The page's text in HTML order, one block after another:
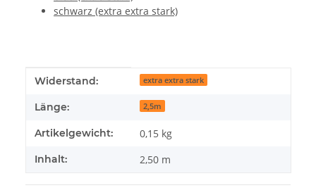
schwarz (extra extra stark)
Produkteigenschaft
Wert
Widerstand: extra extra stark
Länge: 2,5m
Artikelgewicht: 0,15 kg
Inhalt: 2,50 m